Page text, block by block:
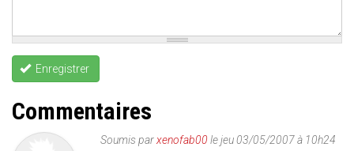
Enregistrer
Commentaires
Soumis parxenofab00 le jeu 03/05/2007 à 10h24